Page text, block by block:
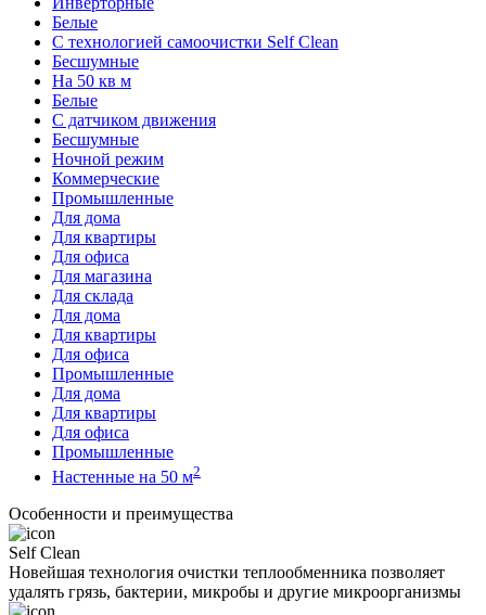
Белые
С технологией самоочистки Self Clean
Бесшумные
На 50 кв м
Белые
С датчиком движения
Бесшумные
Ночной режим
Коммерческие
Промышленные
Для дома
Для квартиры
Для офиса
Для магазина
Для склада
Для дома
Для квартиры
Для офиса
Промышленные
Для дома
Для квартиры
Для офиса
Промышленные
Настенные на 50 м2
Особенности и преимущества
Self Clean
Новейшая технология очистки теплообменника позволяет
удалять грязь, бактерии, микробы и другие микроорганизмы